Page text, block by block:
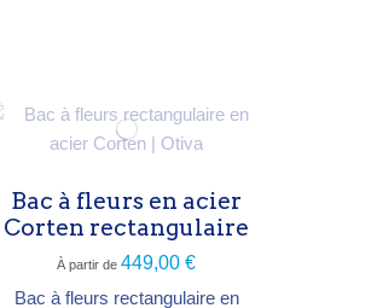
Bac à fleurs en acier
Corten rectangulaire
À partir de449,00 €
Bac à fleurs rectangulaire en